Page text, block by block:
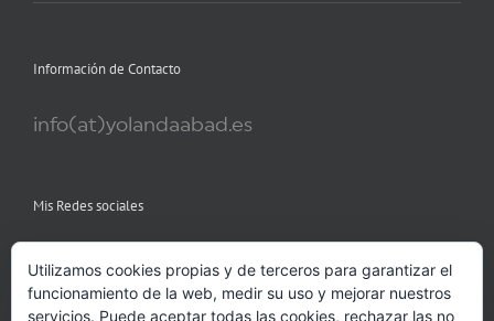
Información de Contacto
info(at)yolandaabad.es
Mis Redes sociales
Utilizamos cookies propias y de terceros para garantizar el
funcionamiento de la web, medir su uso y mejorar nuestros
servicios. Puede aceptar todas las cookies, rechazar las no